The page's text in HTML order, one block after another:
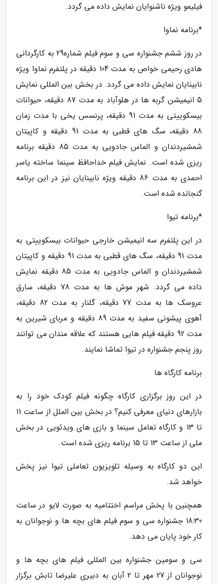
فیلیمو ویژه ناشنوایان نمایش داده می گردد.
*برنامه نماوا
در روز ششم جشنواره سی و سوم فیلم شماره29 به کارگردانی
هادی رحیمی خواص به مدت 104 دقیقه در پلتفرم نماوا ویژه
نابینایان نمایش داده می گردد. در بخش بین المللی نمایش
5 انیمیشن گربه ها در هلوآباد به مدت 87 دقیقه، حیوانات
بیسکوییتی به مدت 91 دقیقه، پرنسس یخی با مدت زمان
88 دقیقه، سگ های قطبی به مدت 91 دقیقه و کاپیتان
شمشیردندان و الماس جادویی به مدت 85 دقیقه برنامه
ریزی شده است. نمایش فیلم خداحافظ سینما ساخته یاسر
احمدی به مدت 86 دقیقه ویژه نابینایان نیز در این برنامه
گنجانده شده است.
*برنامه تیوا
در این پلتفرم سه انیمیشن خارجی حیوانات بیسکوییتی به
مدت 91 دقیقه، سگ های قطبی به مدت 91 دقیقه و کاپیتان
شمشیردندان و الماس جادویی به مدت 85 دقیقه نمایش
داده می گردد. شهر موش ها به مدت 78 دقیقه، سارق
عروسک ها به مدت 77 دقیقه، گلنار به مدت 82 دقیقه،
آهوی پیشونی سفید به مدت 89 دقیقه و مربای شیرین به
مدت 92 دقیقه فیلم هایی هستند که علاقه مندان می توانند
روز پنجم جشنواره در تیوا تماشا نمایند.
برنامه کارگاه ها
در این روز برگزاری کارگاه چگونه فیلم کودک خود را به
بازارهای دنیای معرفی کنیم؟ در بخش بین الملل از ساعت 11
تا 13 و کارگاه تعامل سینما و بازی های ویدئویی در بخش
ملی از ساعت 13 تا 15 برنامه ریزی شده است.
این دو کارگاه به وسیله تلویزیون تعاملی تیوا نیز پخش
خواهد شد.
همچنین با پخش مراسم اختتامیه به صورت لایو در ساعت
18:30 جشنواره سی و سوم فیلم های بچه ها و نوجوانان به
کار خود پایان می دهد.
سی و سومین جشنواره بین المللی فیلم های بچه ها و
نوجوانان از 27 مهر تا 2 آبان به دبیری علیرضا تابش برگزار